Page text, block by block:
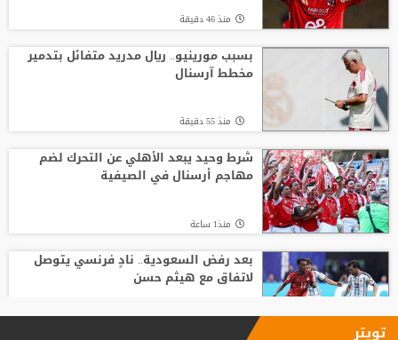
موعد توقيع عقد محمد صلاح مع طرابزون
من الأهلي السعودي للبريميرليج.. يايسله
يقود نيوكاسل رسميًا
منذ 46 دقيقة
بسبب مورينيو.. ريال مدريد متفائل بتدمير
مخطط آرسنال
منذ 55 دقيقة
شرط وحيد يبعد الأهلي عن التحرك لضم
مهاجم أرسنال في الصيفية
منذ1 ساعة
بعد رفض السعودية.. نادٍ فرنسي يتوصل
لاتفاق مع هيثم حسن
تويتر